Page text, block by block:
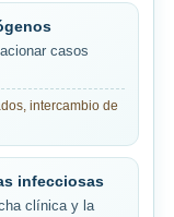
casos
intercambio de
infecciosas
clínica y la